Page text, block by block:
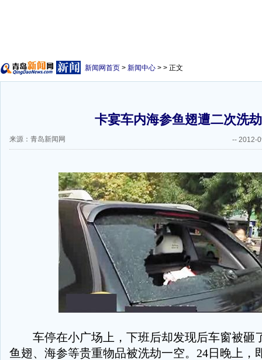
新闻网首页 > 新闻中心 > > 正文
卡宴车内海参鱼翅遭二次洗劫
来源：青岛新闻网 -- 2012-
车停在小广场上，下班后却发现后车窗被砸
鱼翅、海参等贵重物品被洗劫一空。24日晚上，